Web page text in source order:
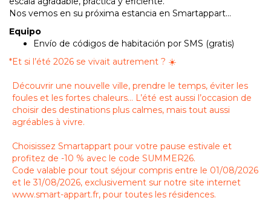
Nos vemos en su próxima estancia en Smartappart...
Equipo
Envío de códigos de habitación por SMS (gratis)
*Et si l’été 2026 se vivait autrement ? ☀️
Découvrir une nouvelle ville, prendre le temps, éviter les
foules et les fortes chaleurs… L’été est aussi l’occasion de
choisir des destinations plus calmes, mais tout aussi
agréables à vivre.
Choisissez Smartappart pour votre pause estivale et
profitez de -10 % avec le code SUMMER26.
Code valable pour tout séjour compris entre le 01/08/2026
et le 31/08/2026, exclusivement sur notre site internet
www.smart-appart.fr, pour toutes les résidences.